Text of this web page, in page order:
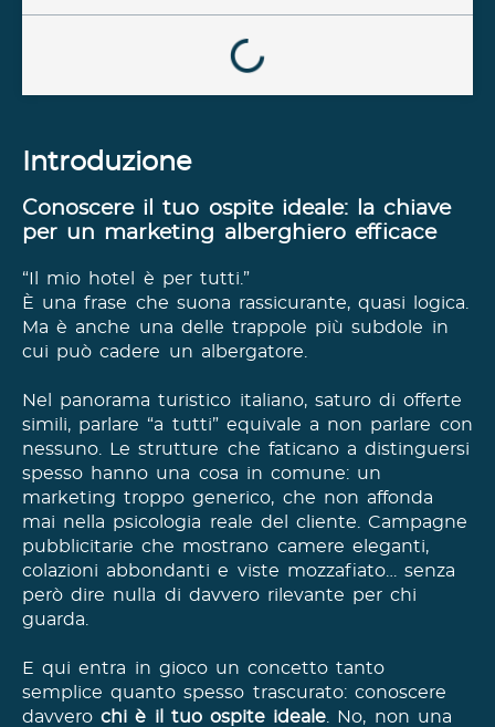
Introduzione
Conoscere il tuo ospite ideale: la chiave
per un marketing alberghiero efficace
“Il mio hotel è per tutti.”
È una frase che suona rassicurante, quasi logica.
Ma è anche una delle trappole più subdole in
cui può cadere un albergatore.
Nel panorama turistico italiano, saturo di offerte
simili, parlare “a tutti” equivale a non parlare con
nessuno. Le strutture che faticano a distinguersi
spesso hanno una cosa in comune: un
marketing troppo generico, che non affonda
mai nella psicologia reale del cliente. Campagne
pubblicitarie che mostrano camere eleganti,
colazioni abbondanti e viste mozzafiato… senza
però dire nulla di davvero rilevante per chi
guarda.
E qui entra in gioco un concetto tanto
semplice quanto spesso trascurato: conoscere
davverochi è il tuo ospite ideale . No, non una